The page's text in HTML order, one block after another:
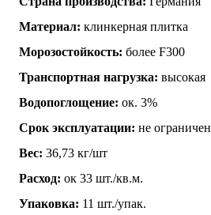
Материал: клинкерная плитка
Морозостойкость: более F300
Транспортная нагрузка: высокая
Водопоглощение: ок. 3%
Срок эксплуатации: не ограничен
Вес: 36,73 кг/шт
Расход: ок 33 шт./кв.м.
Упаковка: 11 шт./упак.